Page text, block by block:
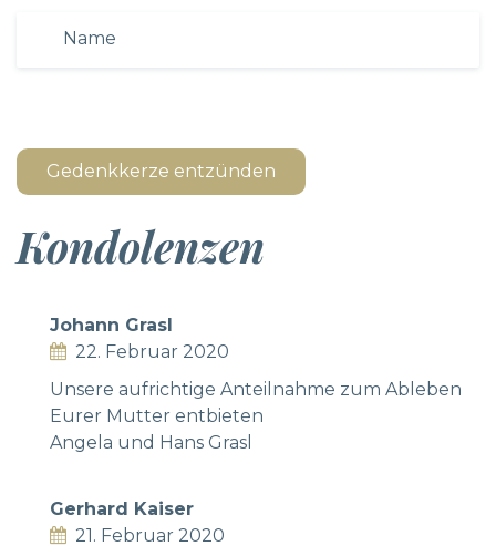
Gedenkkerze entzünden
Kondolenzen
Johann Grasl
22. Februar 2020
Unsere aufrichtige Anteilnahme zum Ableben
Eurer Mutter entbieten
Angela und Hans Grasl
Gerhard Kaiser
21. Februar 2020